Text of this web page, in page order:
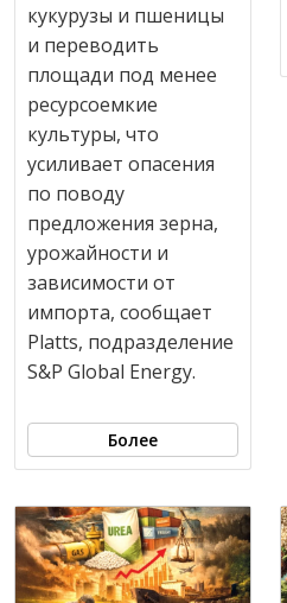
кукурузы и пшеницы
и переводить
площади под менее
ресурсоемкие
культуры, что
усиливает опасения
по поводу
предложения зерна,
урожайности и
зависимости от
импорта, сообщает
Platts, подразделение
S&P Global Energy.
Более